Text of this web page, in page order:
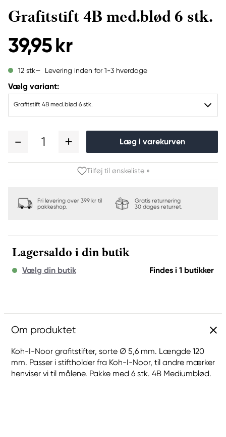
Grafitstift 4B med.blød 6 stk.
39,95 kr
12 stk Levering inden for 1-3 hverdage
Vælg variant:
Grafitstift 4B med.blød 6 stk.
1 Læg i varekurven
Tilføj til ønskeliste »
Fri levering over 399 kr til
pakkeshop.
Gratis returnering
30 dages returret.
Lagersaldo i din butik
Vælg din butik Findes i 1 butikker
Om produktet
Koh-I-Noor grafitstifter, sorte Ø 5,6 mm. Længde 120
mm. Passer i stiftholder fra Koh-I-Noor, til andre mærker
henviser vi til målene. Pakke med 6 stk. 4B Mediumblød.